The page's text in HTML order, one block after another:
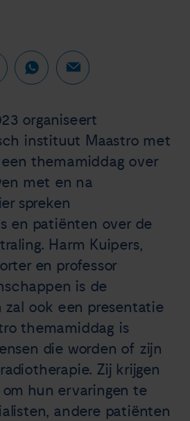
organiseert
instituut Maastro met
themamiddag over
met en na
spreken
en patiënten over de
Harm Kuipers,
en professor
is de
zal ook een presentatie
themamiddag is
die worden of zijn
Zij krijgen
hun ervaringen te
andere patiënten